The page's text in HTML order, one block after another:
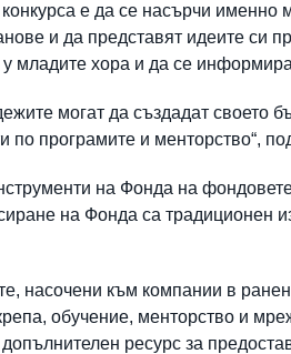
е да се насърчи именно
и да представят идеите
младите хора и да се
могат да създадат
програмите и менторство“,
на Фонда на
на Фонда са традиционен
насочени към компании в
обучение, менторство и
ресурс за